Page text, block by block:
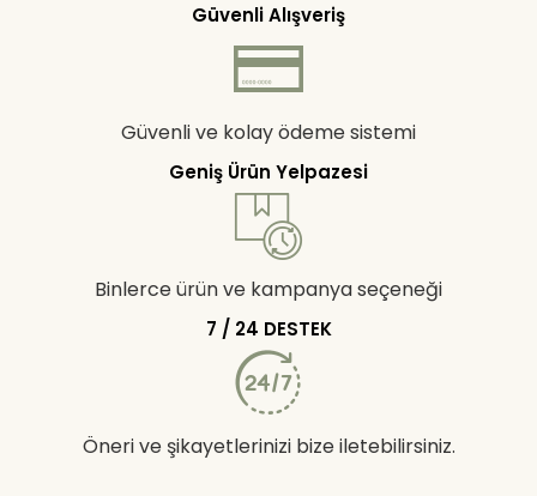
Güvenli Alışveriş
Güvenli ve kolay ödeme sistemi
Geniş Ürün Yelpazesi
Binlerce ürün ve kampanya seçeneği
7 / 24 DESTEK
Öneri ve şikayetlerinizi bize iletebilirsiniz.